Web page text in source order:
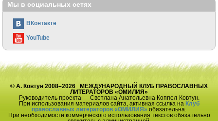
Мы в социальных сетях
ВКонтакте
YouTube
© А. Ковтун 2008–2026 МЕЖДУНАРОДНЫЙ КЛУБ ПРАВОСЛАВНЫХ
ЛИТЕРАТОРОВ «ОМИЛИЯ»
Руководитель проекта — Светлана Анатольевна Коппел-Ковтун.
При использования материалов сайта, активная ссылка на Клуб
православных литераторов «ОМИЛИЯ» обязательна.
При необходимости коммерческого использования текстов обязательно